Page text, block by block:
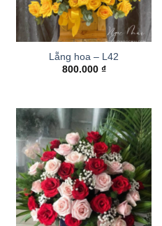
Lẵng hoa – L42
800.000 ₫